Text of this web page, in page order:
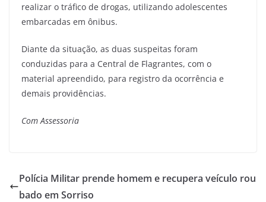
realizar o tráfico de drogas, utilizando adolescentes
embarcadas em ônibus.
Diante da situação, as duas suspeitas foram
conduzidas para a Central de Flagrantes, com o
material apreendido, para registro da ocorrência e
demais providências.
Com Assessoria
Polícia Militar prende homem e recupera veículo rou
bado em Sorriso